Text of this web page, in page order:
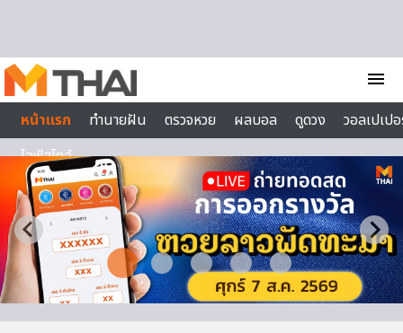
menu
หน้าแรก
ทำนายฝัน ตรวจหวย ผลบอล ดูดวง
วอลเปเป
ไลฟ์สไตล์